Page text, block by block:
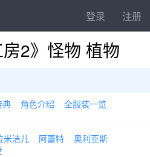
登录 注册
房2》怪物 植物
典 角色介绍
全服装一览
米洁儿 阿蕾特
奥利亚斯